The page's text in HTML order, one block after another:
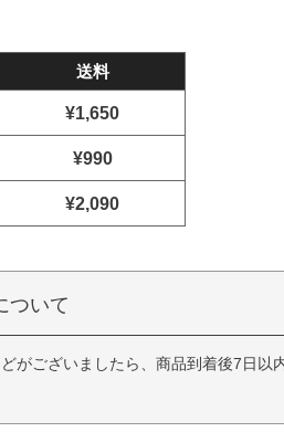
送料
¥1,650
¥990
¥2,090
ついて
がございましたら、商品到着後7日以